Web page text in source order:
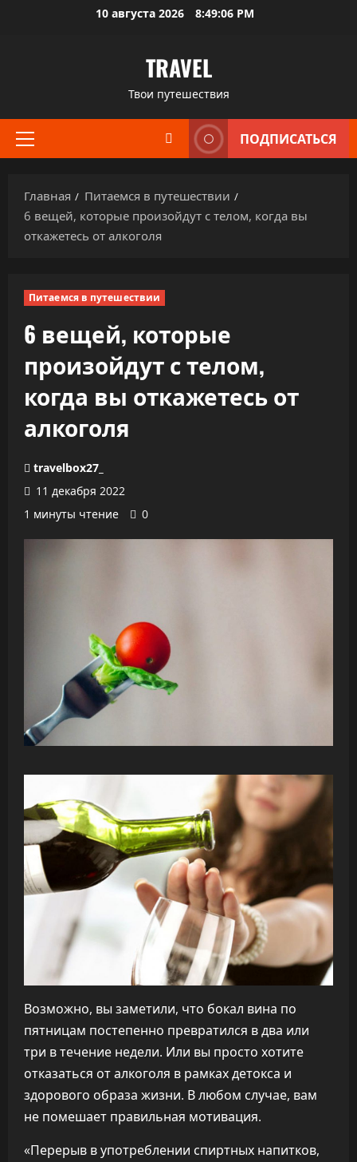
10 августа 2026 8:49:07 PM
TRAVEL
Твои путешествия
Основное
ПОДПИСАТЬСЯ
Главная
Питаемся в путешествии
6 вещей, которые произойдут с телом, когда вы
откажетесь от алкоголя
Питаемся в путешествии
6 вещей, которые
произойдут с телом,
когда вы откажетесь от
алкоголя
travelbox27_
11 декабря 2022
1 минуты чтение
0
Возможно, вы заметили, что бокал вина по
пятницам постепенно превратился в два или
три в течение недели. Или вы просто хотите
отказаться от алкоголя в рамках детокса и
здорового образа жизни. В любом случае, вам
не помешает правильная мотивация.
«Перерыв в употреблении спиртных напитков,